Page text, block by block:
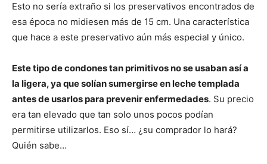
Esto no sería extraño si los preservativos encontrados de
esa época no midiesen más de 15 cm. Una característica
que hace a este preservativo aún más especial y único.
Este tipo de condones tan primitivos no se usaban así a
la ligera, ya que solían sumergirse en leche templada
antes de usarlos para prevenir enfermedades. Su precio
era tan elevado que tan solo unos pocos podían
permitirse utilizarlos. Eso sí… ¿su comprador lo hará?
Quién sabe…